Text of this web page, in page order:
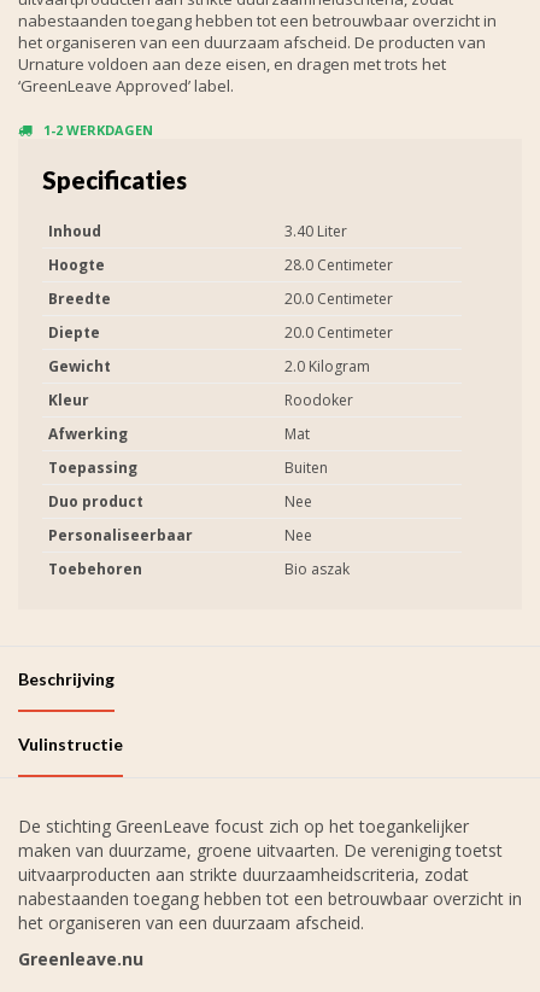
nabestaanden toegang hebben tot een betrouwbaar overzicht in
het organiseren van een duurzaam afscheid. De producten van
Urnature voldoen aan deze eisen, en dragen met trots het
‘GreenLeave Approved’ label.
1-2 WERKDAGEN
Specificaties
Inhoud
3.40 Liter
Hoogte
28.0 Centimeter
Breedte
20.0 Centimeter
Diepte
20.0 Centimeter
Gewicht
2.0 Kilogram
Kleur
Roodoker
Afwerking
Mat
Toepassing
Buiten
Duo product
Nee
Personaliseerbaar
Nee
Toebehoren
Bio aszak
Beschrijving
Vulinstructie
De stichting GreenLeave focust zich op het toegankelijker
maken van duurzame, groene uitvaarten. De vereniging toetst
uitvaarproducten aan strikte duurzaamheidscriteria, zodat
nabestaanden toegang hebben tot een betrouwbaar overzicht in
het organiseren van een duurzaam afscheid.
Greenleave.nu